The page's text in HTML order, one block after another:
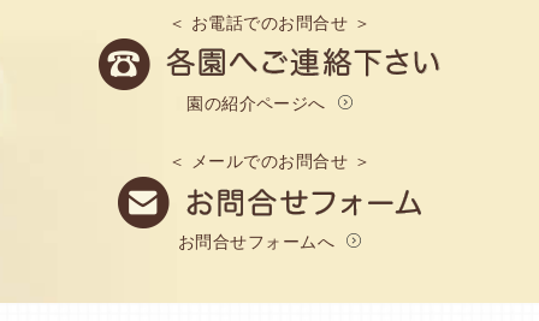
＜ お電話でのお問合せ ＞
園の紹介ページへ
＜ メールでのお問合せ ＞
お問合せフォームへ